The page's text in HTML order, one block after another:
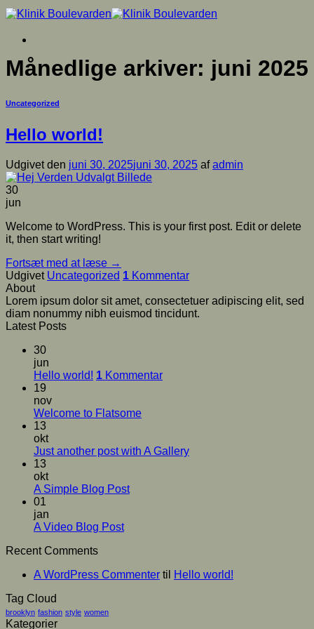
Fortsæt
indhold
Månedlige arkiver: juni 2025
Uncategorized
Hello world!
Udgivet den juni 30, 2025juni 30, 2025 afadmin
30
jun
Welcome to WordPress. This is your first post. Edit or delete
it, then start writing!
Fortsæt med at læse →
Udgivet Uncategorized 1 Kommentar
About
Lorem ipsum dolor sit amet, consectetuer adipiscing elit, sed
diam nonummy nibh euismod tincidunt.
Latest Posts
30
jun
Hello world! 1 Kommentar
19
nov
Welcome to Flatsome
13
okt
Just another post with A Gallery
13
okt
A Simple Blog Post
01
jan
A Video Blog Post
Recent Comments
A WordPress Commenter til
Hello world!
Tag Cloud
brooklyn fashion style women
Kategorier